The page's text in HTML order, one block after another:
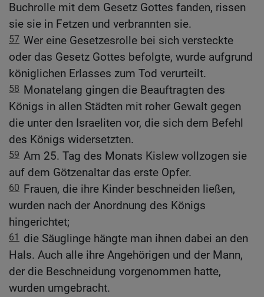
Buchrolle mit dem Gesetz Gottes fanden, rissen
sie sie in Fetzen und verbrannten sie.
57 Wer eine Gesetzesrolle bei sich versteckte
oder das Gesetz Gottes befolgte, wurde aufgrund
königlichen Erlasses zum Tod verurteilt.
58 Monatelang gingen die Beauftragten des
Königs in allen Städten mit roher Gewalt gegen
die unter den Israeliten vor, die sich dem Befehl
des Königs widersetzten.
59 Am 25. Tag des Monats Kislew vollzogen sie
auf dem Götzenaltar das erste Opfer.
60 Frauen, die ihre Kinder beschneiden ließen,
wurden nach der Anordnung des Königs
hingerichtet;
61
die Säuglinge hängte man ihnen dabei an den
Hals. Auch alle ihre Angehörigen und der Mann,
der die Beschneidung vorgenommen hatte,
wurden umgebracht.